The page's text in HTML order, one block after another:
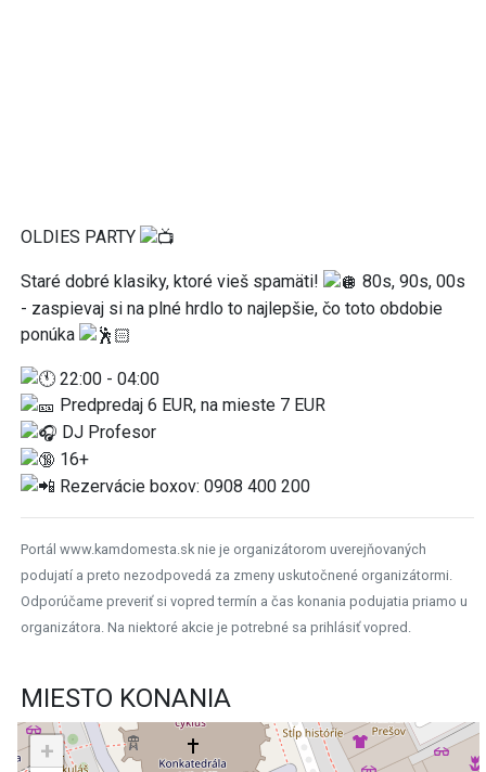
OLDIES PARTY
Staré dobré klasiky, ktoré vieš spamäti!
80s, 90s, 00s
- zaspievaj si na plné hrdlo to najlepšie, čo toto obdobie
ponúka
22:00 - 04:00
Predpredaj 6 EUR, na mieste 7 EUR
DJ Profesor
16+
Rezervácie boxov: 0908 400 200
Portál www.kamdomesta.sk nie je organizátorom uverejňovaných
podujatí a preto nezodpovedá za zmeny uskutočnené organizátormi.
Odporúčame preveriť si vopred termín a čas konania podujatia priamo u
organizátora. Na niektoré akcie je potrebné sa prihlásiť vopred.
MIESTO KONANIA
+